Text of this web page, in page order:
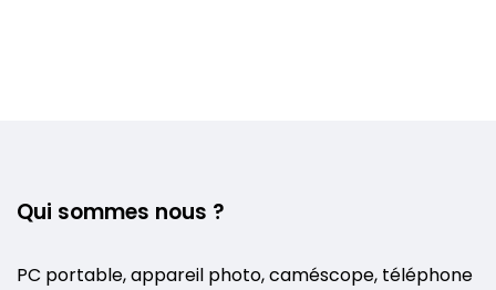
Qui sommes nous ?
PC portable, appareil photo, caméscope, téléphone